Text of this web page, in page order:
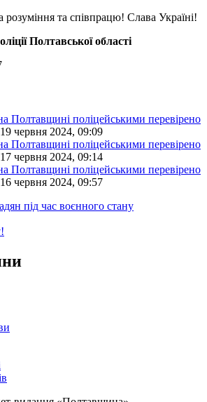
розуміння та співпрацю! Слава Україні!
Полтавської області
Полтавщині поліцейськими перевірено
19 червня 2024, 09:09
Полтавщині поліцейськими перевірено
17 червня 2024, 09:14
Полтавщині поліцейськими перевірено
16 червня 2024, 09:57
під час воєнного стану